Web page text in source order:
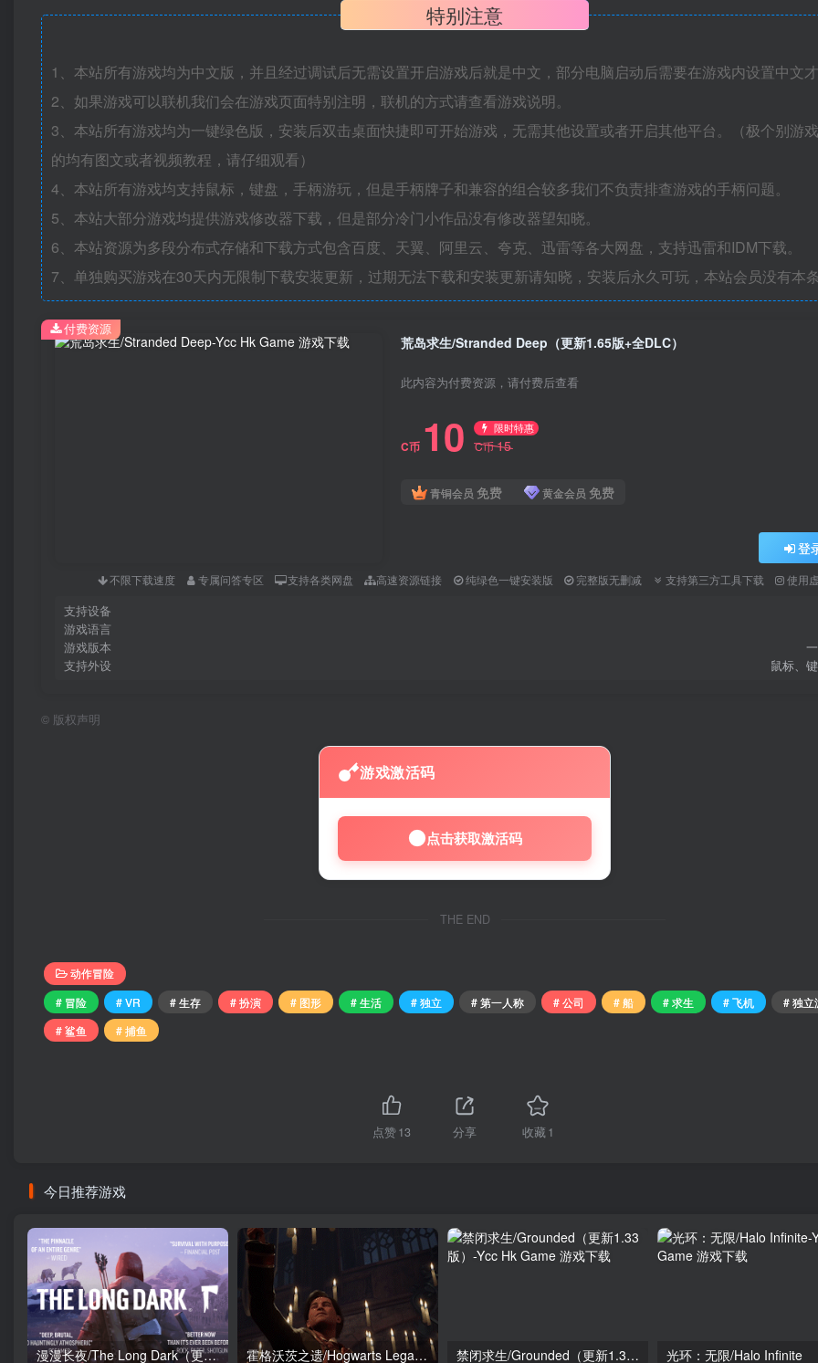
特别注意
1、本站所有游戏均为中文版，并且经过调试后无需设置开启游戏后就是中文，部分电脑启动后需要在游戏内设置中文
2、如果游戏可以联机我们会在游戏页面特别注明，联机的方式请查看游戏说明。
3、本站所有游戏均为一键绿色版，安装后双击桌面快捷即可开始游戏，无需其他设置或者开启其他平台。（极个别游
的均有图文或者视频教程，请仔细观看）
4、本站所有游戏均支持鼠标，键盘，手柄游玩，但是手柄牌子和兼容的组合较多我们不负责排查游戏的手柄问题。
5、本站大部分游戏均提供游戏修改器下载，但是部分冷门小作品没有修改器望知晓。
6、本站资源为多段分布式存储和下载方式包含百度、天翼、阿里云、夸克、迅雷等各大网盘，支持迅雷和IDM下载。
7、单独购买游戏在30天内无限制下载安装更新，过期无法下载和安装更新请知晓，安装后永久可玩，本站会员没有本
荒岛求生/Stranded Deep（更新1.65版+全DLC）
此内容为付费资源，请付费后查看
C币 10 限时特惠
C币15
青铜会员 免费 黄金会员 免费
登
不限下载速度 专属问答专区 支持各类网盘 高速资源链接 纯绿色一键安装版 完整版无删减 支持第三方工具下载 使用
支持设备
游戏语言
游戏版本
支持外设
鼠标、
付费资源
© 版权声明
游戏激活码
点击获取激活码
THE END
动作冒险
# 冒险
# VR # 生存 # 扮演 # 图形 # 生活 # 独立 # 第一人称 # 公司 # 船 # 求生 # 飞机
# 独立
# 鲨鱼
# 捕鱼
点赞13 分享 收藏1
今日推荐游戏
漫漫长夜/The Long Dark（更新2.0.0版） 霍格沃茨之遗/Hogwarts Legacy(更新Build.15069070豪华版+全DLC+200+MOD可自选安装) 禁闭求生/Grounded（更新1.33版） 光环：无限/Halo Infinite